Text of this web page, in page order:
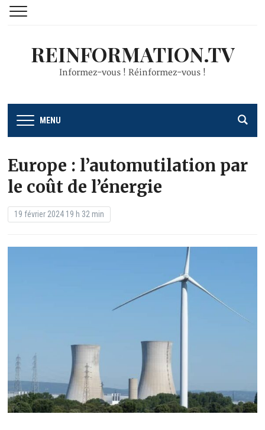
REINFORMATION.TV
Informez-vous ! Réinformez-vous !
MENU
Europe : l’automutilation par
le coût de l’énergie
19 février 2024 19 h 32 min